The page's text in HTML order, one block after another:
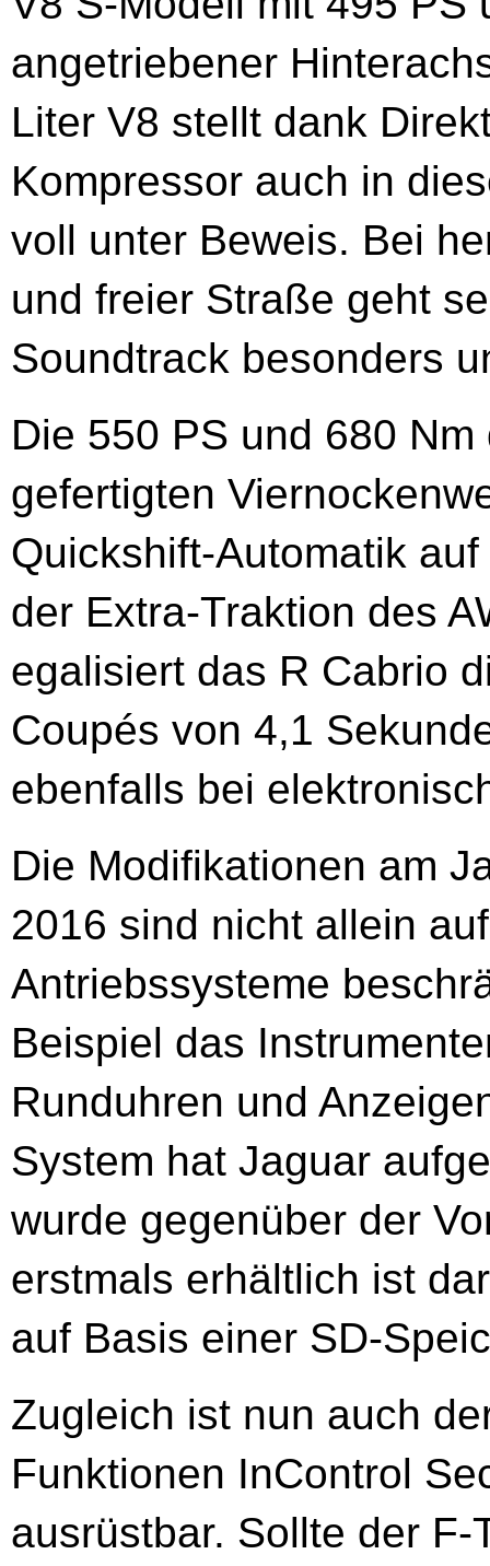
angetriebener
Liter V8 stellt dank
Kompressor auch in
voll unter Beweis. Bei
und freier Straße geht
Soundtrack besonders
Die 550 PS und 680
gefertigten
Quickshift-Automatik
der Extra-Traktion des
egalisiert das R Cabrio
Coupés von 4,1
ebenfalls bei
Die Modifikationen am
2016 sind nicht allein
Antriebssysteme
Beispiel das
Runduhren und
System hat Jaguar
wurde gegenüber der
erstmals erhältlich ist
auf Basis einer SD-
Zugleich ist nun auch
Funktionen InControl
ausrüstbar. Sollte der